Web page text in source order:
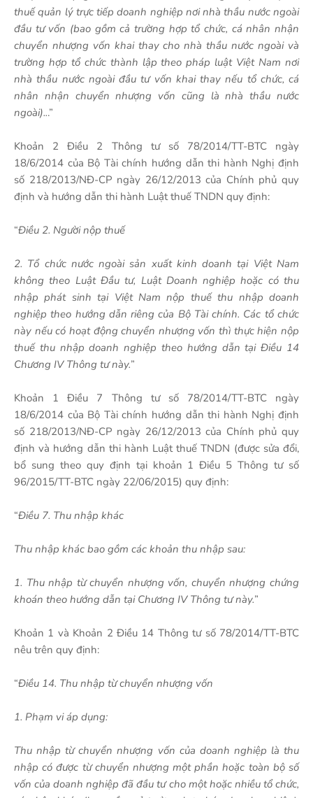
thuế quản lý trực tiếp doanh nghiệp nơi nhà thầu nước ngoài
đầu tư vốn (bao gồm cả trường hợp tổ chức, cá nhân nhận
chuyển nhượng vốn khai thay cho nhà thầu nước ngoài và
trường hợp tổ chức thành lập theo pháp luật Việt Nam nơi
nhà thầu nước ngoài đầu tư vốn khai thay nếu tổ chức, cá
nhân nhận chuyển nhượng vốn cũng là nhà thầu nước
ngoài)...”
Khoản 2 Điều 2 Thông tư số 78/2014/TT-BTC ngày
18/6/2014 của Bộ Tài chính hướng dẫn thi hành Nghị định
số 218/2013/NĐ-CP ngày 26/12/2013 của Chính phủ quy
định và hướng dẫn thi hành Luật thuế TNDN quy định:
“Điều 2. Người nộp thuế
2. Tổ chức nước ngoài sản xuất kinh doanh tại Việt Nam
không theo Luật Đầu tư, Luật Doanh nghiệp hoặc có thu
nhập phát sinh tại Việt Nam nộp thuế thu nhập doanh
nghiệp theo hướng dẫn riêng của Bộ Tài chính. Các tổ chức
này nếu có hoạt động chuyển nhượng vốn thì thực hiện nộp
thuế thu nhập doanh nghiệp theo hướng dẫn tại Điều 14
Chương IV Thông tư này.”
Khoản 1 Điều 7 Thông tư số 78/2014/TT-BTC ngày
18/6/2014 của Bộ Tài chính hướng dẫn thi hành Nghị định
số 218/2013/NĐ-CP ngày 26/12/2013 của Chính phủ quy
định và hướng dẫn thi hành Luật thuế TNDN (được sửa đổi,
bổ sung theo quy định tại khoản 1 Điều 5 Thông tư số
96/2015/TT-BTC ngày 22/06/2015) quy định:
“Điều 7. Thu nhập khác
Thu nhập khác bao gồm các khoản thu nhập sau:
1. Thu nhập từ chuyển nhượng vốn, chuyển nhượng chứng
khoán theo hướng dẫn tại Chương IV Thông tư này.”
Khoản 1 và Khoản 2 Điều 14 Thông tư số 78/2014/TT-BTC
nêu trên quy định:
“Điều 14. Thu nhập từ chuyển nhượng vốn
1. Phạm vi áp dụng:
Thu nhập từ chuyển nhượng vốn của doanh nghiệp là thu
nhập có được từ chuyển nhượng một phần hoặc toàn bộ số
vốn của doanh nghiệp đã đầu tư cho một hoặc nhiều tổ chức,